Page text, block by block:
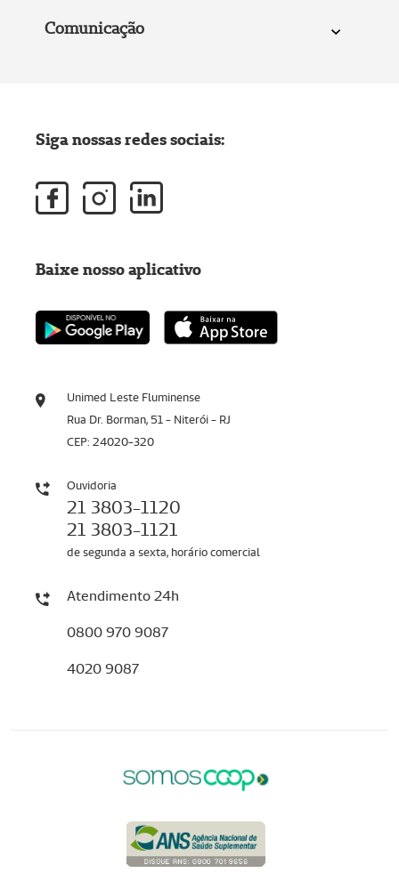
Comunicação
Unimed Leste Fluminense
Rua Dr. Borman, 51 - Niterói - RJ
CEP: 24020-320
Ouvidoria
21 3803-1120
21 3803-1121
de segunda a sexta, horário comercial
Atendimento 24h
0800 970 9087
4020 9087
Siga nossas redes sociais:
Baixe nosso aplicativo